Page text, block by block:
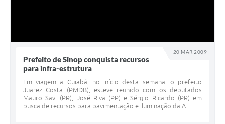
20 MAR 2009
Prefeito de Sinop conquista recursos
para infra-estrutura
Em viagem a Cuiabá, no início desta semana, o prefeito
Juarez Costa (PMDB), esteve reunido com os deputados
Mauro Savi (PR), José Riva (PP) e Sérgio Ricardo (PR) em
busca de recursos para pavimentação e iluminação da A…